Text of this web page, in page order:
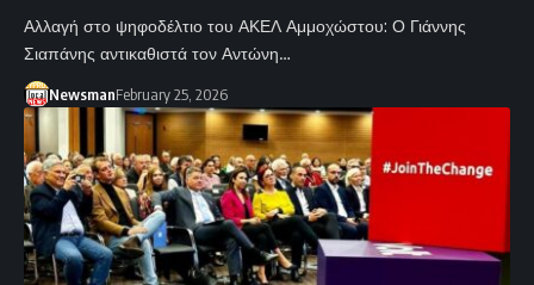
Αλλαγή στο ψηφοδέλτιο του ΑΚΕΛ Αμμοχώστου: Ο Γιάννης
Σιαπάνης αντικαθιστά τον Αντώνη…
NewsmanFebruary 25, 2026